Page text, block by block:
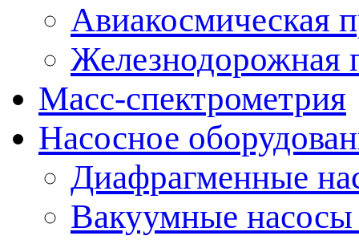
Авиакосмическая
Железнодорожная
Масс-спектрометрия
Насосное
Диафрагменные
Вакуумные